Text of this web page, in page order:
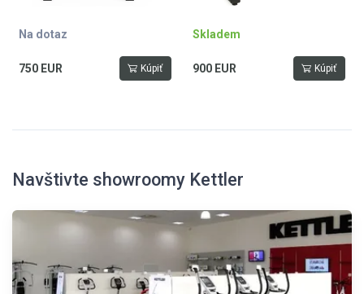
Na dotaz
750 EUR Kúpiť
Skladem
900 EUR Kúpiť
Navštivte showroomy Kettler